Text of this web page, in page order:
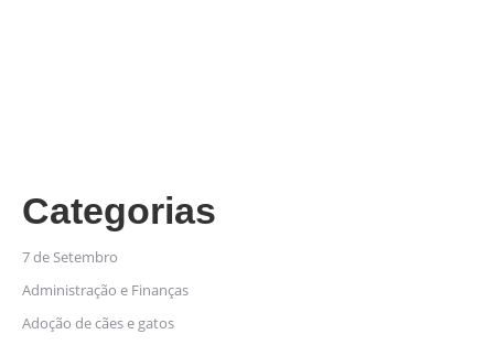
Categorias
7 de Setembro
Administração e Finanças
Adoção de cães e gatos